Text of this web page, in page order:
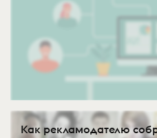
Как рекламодателю